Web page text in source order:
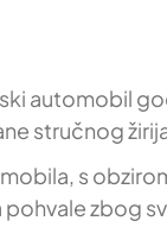
automobil
stručnog
s
pohvale